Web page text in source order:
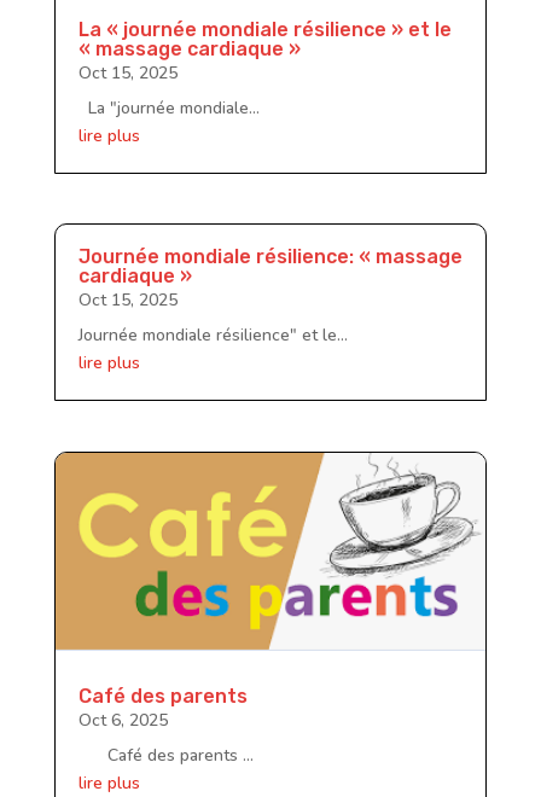
La « journée mondiale résilience » et le
« massage cardiaque »
Oct 15, 2025
La "journée mondiale...
lire plus
Journée mondiale résilience: « massage
cardiaque »
Oct 15, 2025
Journée mondiale résilience" et le...
lire plus
Café des parents
Oct 6, 2025
Café des parents ...
lire plus